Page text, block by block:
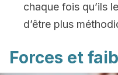
chaque fois qu’ils
d’être plus
Forces et